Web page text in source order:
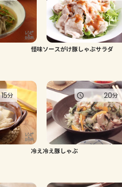
合わせ
怪味ソースがけ豚しゃぶサラダ
15分
冷え冷え豚しゃぶ
20分